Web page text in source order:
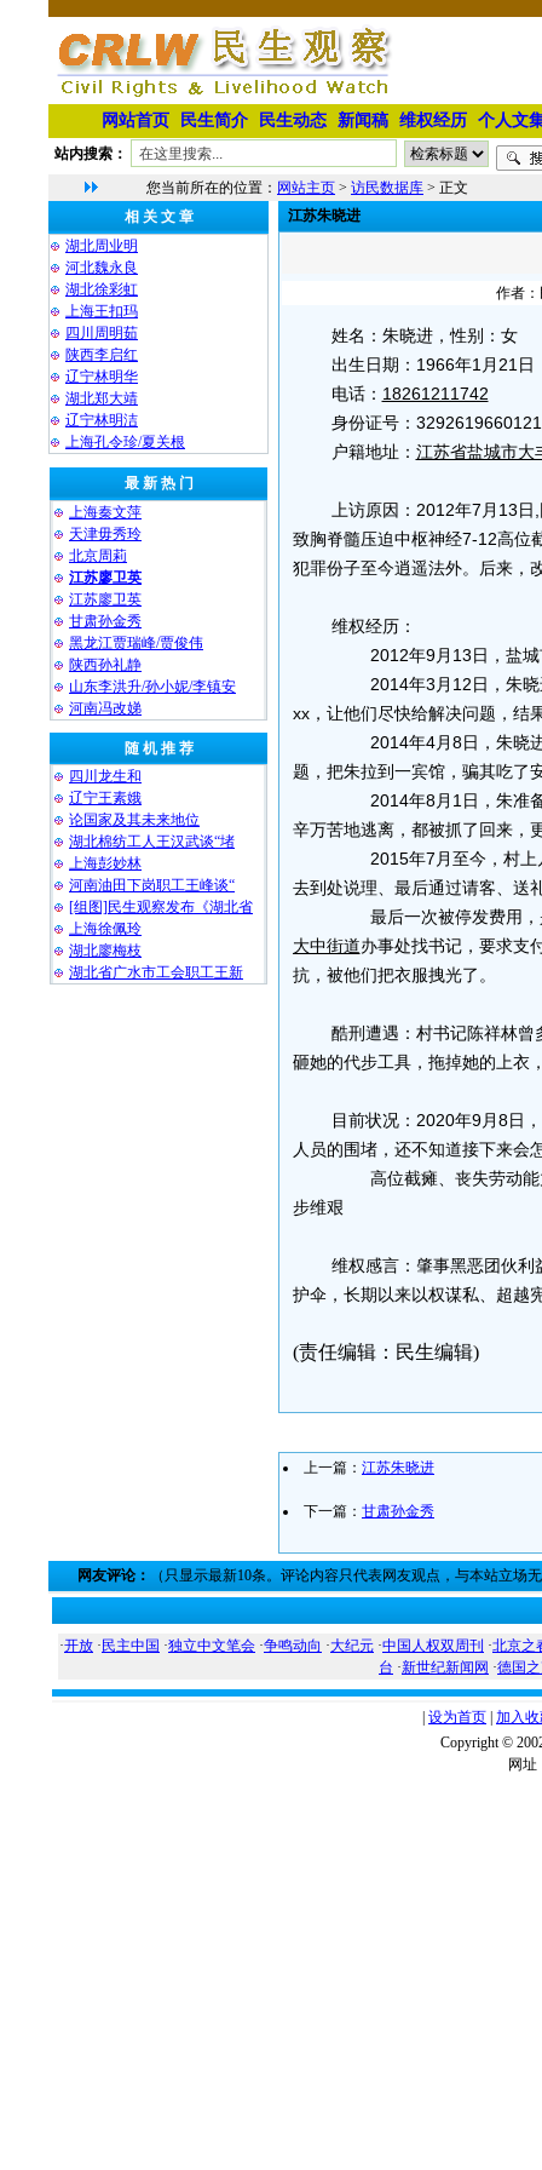
网站首页 民生简介 民生动态 新闻稿 维权经历 个人文
站内搜索：
您当前所在的位置： 网站主页 > 访民数据库 > 正文
相 关 文 章
湖北周业明
河北魏永良
湖北徐彩虹
上海王扣玛
四川周明茹
陕西李启红
辽宁林明华
湖北郑大靖
⁨辽宁林明洁
上海孔令珍/夏关根
最 新 热 门
上海秦文萍
天津毋秀玲
北京周莉
江苏廖卫英
江苏廖卫英
甘肃孙金秀
黑龙江贾瑞峰/贾俊伟
陕西孙礼静
山东李洪升/孙小妮/李镇安
河南冯改娣
随 机 推 荐
四川龙生和
辽宁王素娥
论国家及其未来地位
湖北棉纺工人王汉武谈“堵
上海彭妙林⁩
河南油田下岗职工王峰谈“
[组图]民生观察发布《湖北省
上海徐佩玲
湖北廖梅枝
湖北省广水市工会职工王新
江苏朱晓进
作者：
姓名：朱晓进，性别：女
出生日期：1966年1月21日
电话： 18261211742
身份证号：
户籍地址： 江苏省盐城市大
上访原因：2012年7月13
致胸脊髓压迫中枢神经7-12高位
犯罪份子至今逍遥法外。后来，
维权经历：
2012年9月13日，盐城市
2014年3月12日，朱晓
xx，让他们尽快给解决问题，结
2014年4月8日，朱晓进
题，把朱拉到一宾馆，骗其吃了
2014年8月1日，朱准备
辛万苦地逃离，都被抓了回来，
2015年7月至今，村上几
去到处说理、最后通过请客、送
最后一次被停发费用，
大中街道办事处找书记，要求支
抗，被他们把衣服拽光了。
酷刑遭遇：村书记陈祥林
砸她的代步工具，拖掉她的上衣
目前状况：2020年9月8日
人员的围堵，还不知道接下来会
高位截瘫、丧失劳动能力
步维艰
维权感言：肇事黑恶团伙
护伞，长期以来以权谋私、超越
(责任编辑：民生编辑)
上一篇： 江苏朱晓进
下一篇： 甘肃孙金秀
网友评论： （只显示最新10条。评论内容只代表网友观点，与本站立场
·开放 · 民主中国 ·独立中文笔会 ·争鸣动向 ·大纪元 ·中国人权双周刊 ·北京之
台 ·新世纪新闻网 ·德国
设为首页 加入
Copyright ©
网址